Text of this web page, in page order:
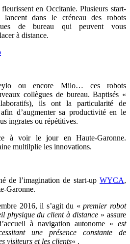
en Occitanie. Plusieurs start-
dans le créneau des robots
de bureau qui peuvent vous
à distance.
ou encore Milo… ces robots
collègues de bureau. Baptisés «
ils ont la particularité de
d’augmenter sa productivité en le
ingrates ou répétitives.
à voir le jour en Haute-Garonne.
multilplie les innovations.
de l’imagination de start-up WYCA,
Garonne.
2016, il s’agit du «premier robot
physique du client à distance » assure
à navigation autonome « est
une présence constante de
visiteurs et les clients« .